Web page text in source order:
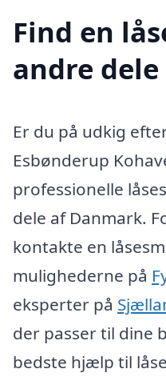
Find en
andre
Er du på udkig
Esbønderup
professionelle
dele af Danmark.
kontakte en
mulighederne på
eksperter på
der passer til dine
bedste hjælp til